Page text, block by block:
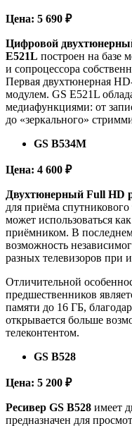
Цена: 5 690 ₽
Цифровой
Е521L построен на базе
и сопроцессора
Первая двухтюнерная
модулем. GS Е521L
медиафункциями: от
до «зеркального»
GS B534M
Цена: 4 600 ₽
Двухтюнерный Full HD
для приёма
может использоваться
приёмником. В
возможность
разных телевизоров при
Отличительной
предшественников
памяти до 16 ГБ,
открывается больше
телеконтентом.
GS B528
Цена: 5 200 ₽
Ресивер GS B528 имеет
предназначен для